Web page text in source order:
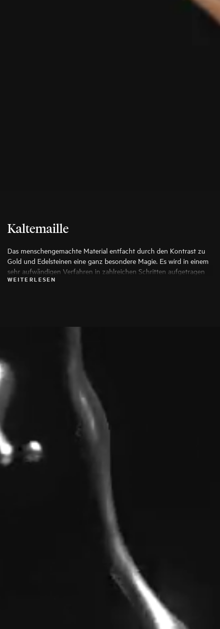
Kaltemaille
Das menschengemachte Material entfacht durch den Kontrast zu
Gold und Edelsteinen eine ganz besondere Magie. Es wird in einem
sehr aufwändigen Verfahren in zahlreichen Schritten aufgetragen
und für seine Strapazierfähigkeit, hohen Tragekomfort und die
WEITERLESEN